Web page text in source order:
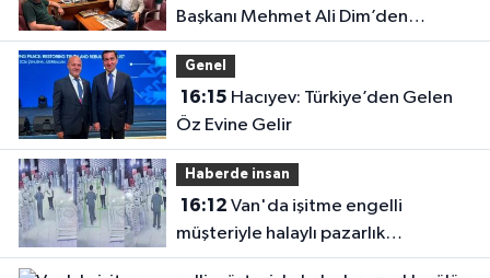
Başkanı Mehmet Ali Dim’den
Gazetemize Ziyaret
Genel
16:15
Öz Evine Gelir
Haberde insan
16:12
müşteriyle halaylı pazarlık
gülümsetti